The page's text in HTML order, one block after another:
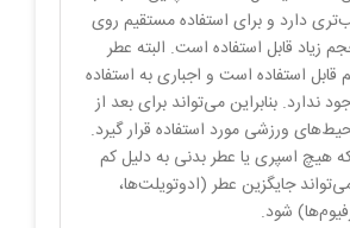
دارد و برای استفاده مستقیم روی
زیاد قابل استفاده است. البته عطر
قابل استفاده است و اجباری به استفاده
ندارد. بنابراین می‌تواند برای بعد از
ورزشی مورد استفاده قرار گیرد.
هیچ اسپری یا عطر بدنی به دلیل کم
جایگزین عطر (ادوتویلت‌ها،
شود.